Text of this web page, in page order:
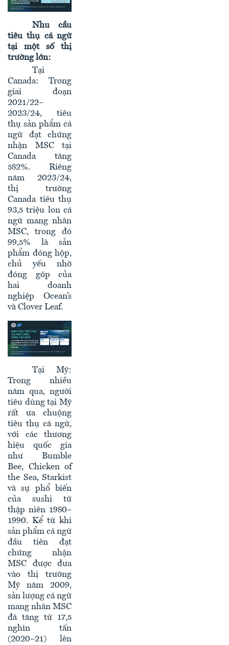
Nhu cầu
tiêu thụ cá ngừ
tại một số thị
trường lớn:
Tại
Canada: Trong
giai đoạn
2021/22–
2023/24, tiêu
thụ sản phẩm cá
ngừ đạt chứng
nhận MSC tại
Canada tăng
582%. Riêng
năm 2023/24,
thị trường
Canada tiêu thụ
93,5 triệu lon cá
ngừ mang nhãn
MSC, trong đó
99,5% là sản
phẩm đóng hộp,
chủ yếu nhờ
đóng góp của
hai doanh
nghiệp Ocean’s
và Clover Leaf.
Tại Mỹ:
Trong nhiều
năm qua, người
tiêu dùng tại Mỹ
rất ưa chuộng
tiêu thụ cá ngừ,
với các thương
hiệu quốc gia
như Bumble
Bee, Chicken of
the Sea, Starkist
và sự phổ biến
của sushi từ
thập niên 1980–
1990. Kể từ khi
sản phẩm cá ngừ
đầu tiên đạt
chứng nhận
MSC được đưa
vào thị trường
Mỹ năm 2009,
sản lượng cá ngừ
mang nhãn MSC
đã tăng từ 17,5
nghìn tấn
(2020–21) lên